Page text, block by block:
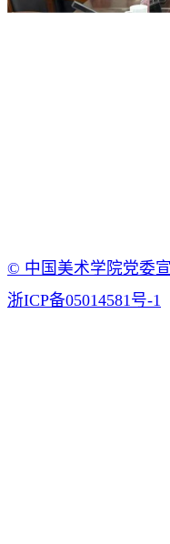
© 中国美术学院党委
浙ICP备05014581号-1